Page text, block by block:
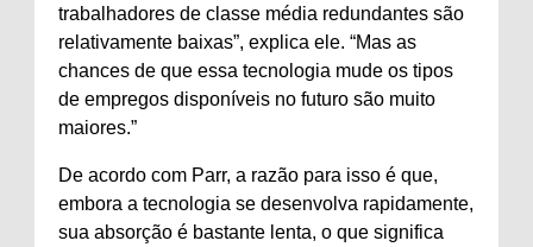
trabalhadores de classe média redundantes são
relativamente baixas”, explica ele. “Mas as
chances de que essa tecnologia mude os tipos
de empregos disponíveis no futuro são muito
maiores.”
De acordo com Parr, a razão para isso é que,
embora a tecnologia se desenvolva rapidamente,
sua absorção é bastante lenta, o que significa